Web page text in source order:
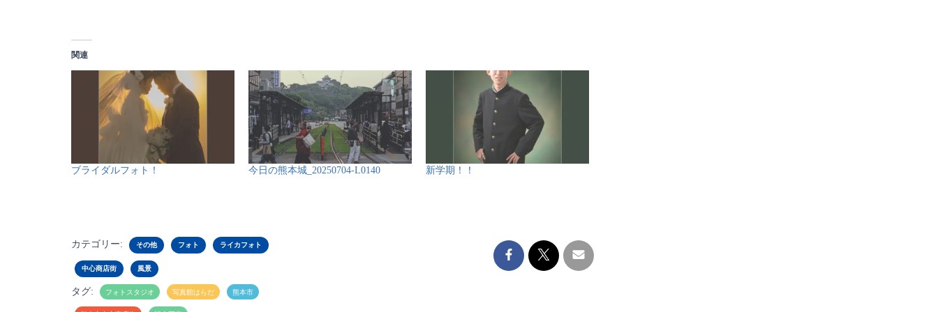
関連
ブライダルフォト！ 今日の熊本城_20250704-L0140 新学期！！
カテゴリー: その他 フォト ライカフォト
中心商店街 風景
タグ: フォトスタジオ 写真館はらだ 熊本市